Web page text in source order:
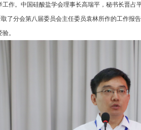
工作。中国硅酸盐学会理事长高瑞平，秘书长晋占
分会第八届委员会主任委员袁林所作的工作报
。